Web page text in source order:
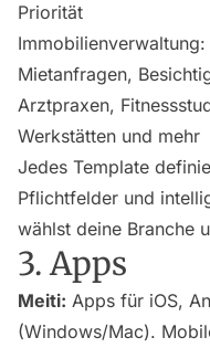
Priorität
Mietanfragen,
Arztpraxen,
Werkstätten und mehr
Jedes Template
Pflichtfelder und
wählst deine Branche
3. Apps
Meiti: Apps für iOS,
(Windows/Mac).